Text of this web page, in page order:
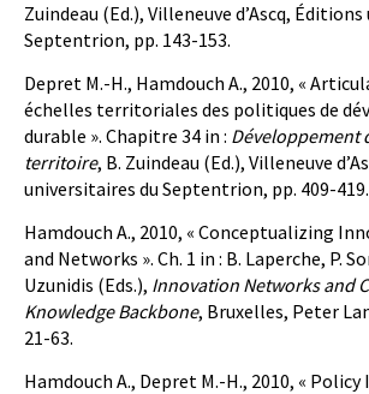
Zuindeau (Ed.), Villeneuve d’Ascq,
Septentrion, pp. 143-153.
Depret M.-H., Hamdouch A., 2010, «
échelles territoriales des politiques de
durable ». Chapitre 34 in : Développement
territoire, B. Zuindeau (Ed.), Villeneuve
universitaires du Septentrion, pp. 409-419.
Hamdouch A., 2010, « Conceptualizing
and Networks ». Ch. 1 in : B. Laperche, P.
Uzunidis (Eds.), Innovation Networks and
Knowledge Backbone, Bruxelles, Peter
21-63.
Hamdouch A., Depret M.-H., 2010, «